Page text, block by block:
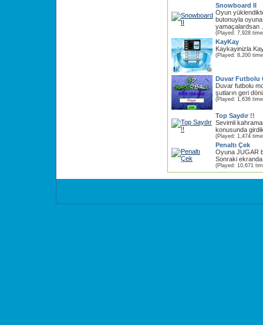
Snowboard II
Oyun
butonuyla
yamaçalardsan
(Played: 7,928
KayKay
Kaykayinizla
(Played: 8,200
Duvar Futbolu
Duvar futbolu
şutların geri
(Played: 1,636
Top Saydır !!
Sevimli
konusunda
(Played: 1,474
Penaltı Çek
Oyuna JUGAR
Sonraki ekranda
(Played: 10,671